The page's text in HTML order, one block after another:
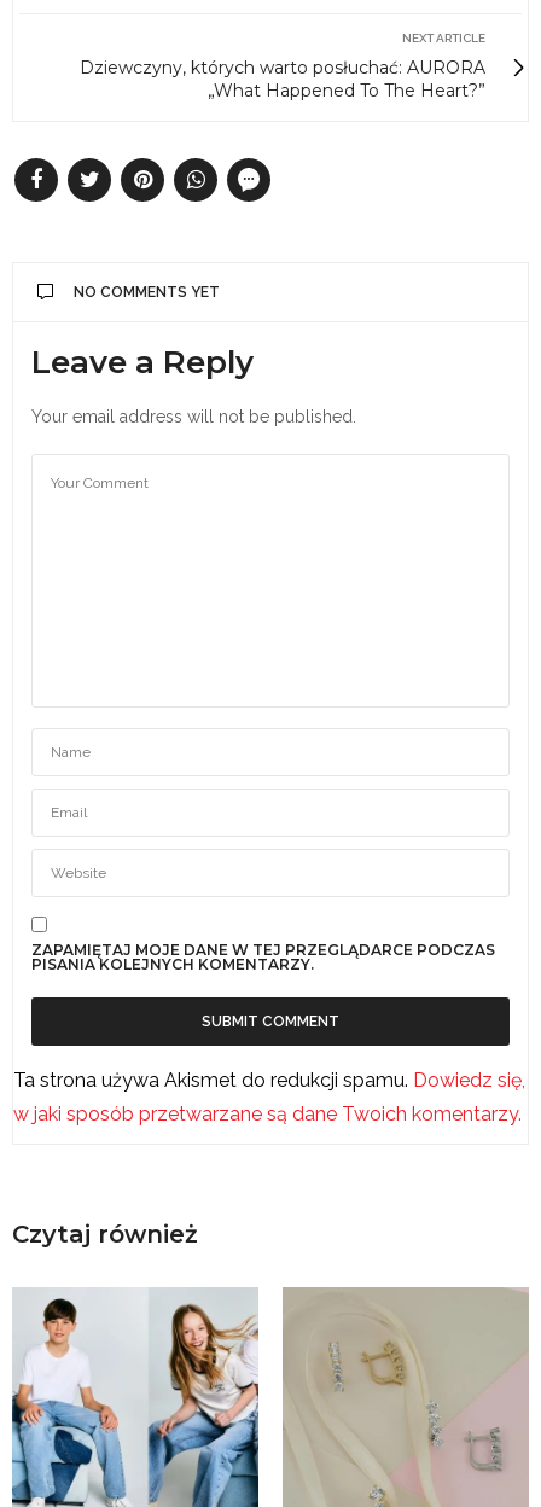
NEXT ARTICLE
Dziewczyny, których warto posłuchać: AURORA
„What Happened To The Heart?”
NO COMMENTS YET
Leave a Reply
Your email address will not be published.
ZAPAMIĘTAJ MOJE DANE W TEJ PRZEGLĄDARCE PODCZAS
PISANIA KOLEJNYCH KOMENTARZY.
Ta strona używa Akismet do redukcji spamu. Dowiedz się,
w jaki sposób przetwarzane są dane Twoich komentarzy.
Czytaj również